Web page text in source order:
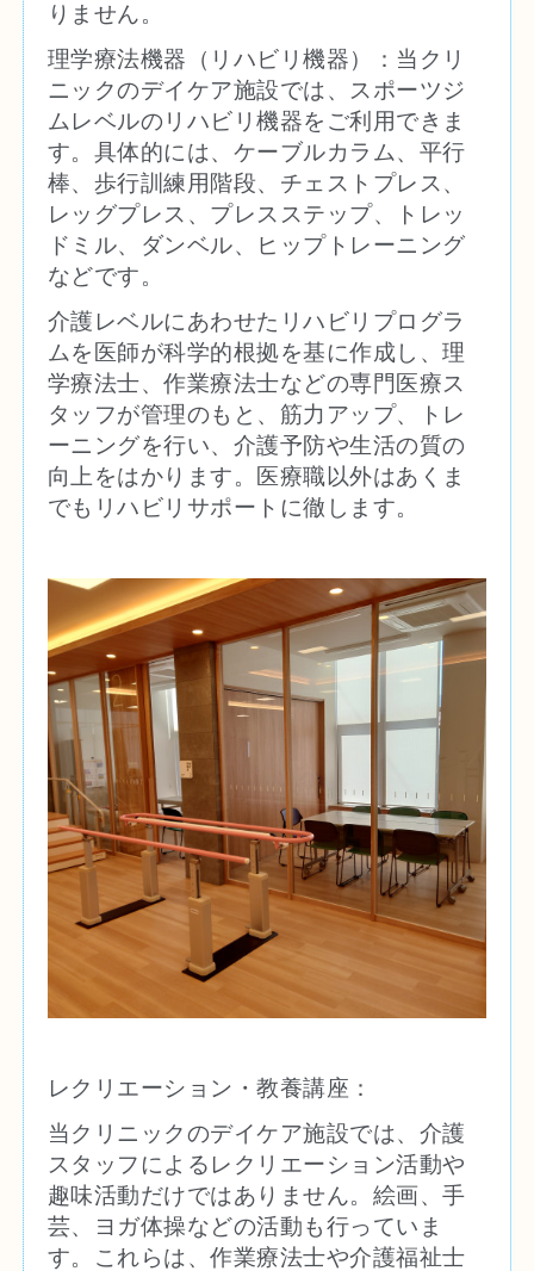
りません。
理学療法機器（リハビリ機器）：当クリ
ニックのデイケア施設では、スポーツジ
ムレベルのリハビリ機器をご利用できま
す。具体的には、ケーブルカラム、平行
棒、歩行訓練用階段、チェストプレス、
レッグプレス、プレスステップ、トレッ
ドミル、ダンベル、ヒップトレーニング
などです。
介護レベルにあわせたリハビリプログラ
ムを医師が科学的根拠を基に作成し、理
学療法士、作業療法士などの専門医療ス
タッフが管理のもと、筋力アップ、トレ
ーニングを行い、介護予防や生活の質の
向上をはかります。医療職以外はあくま
でもリハビリサポートに徹します。
レクリエーション・教養講座：
当クリニックのデイケア施設では、介護
スタッフによるレクリエーション活動や
趣味活動だけではありません。絵画、手
芸、ヨガ体操などの活動も行っていま
す。これらは、作業療法士や介護福祉士